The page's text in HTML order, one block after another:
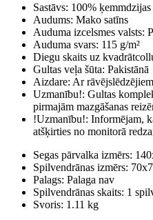
Sastāvs: 100%
Audums: Mako satīns
Auduma izcelsmes valsts:
Auduma svars: 115 g/m²
Diegu skaits uz
Gultas veļa šūta: Pakistānā
Aizdare: Ar rāvējslēdzējiem
Uzmanību!: Gultas
pirmajām mazgāšanas
!Uzmanību!: Informējam,
atšķirties no monitorā
Segas pārvalka izmērs:
Spilvendrānas izmērs:
Palags: Palaga nav
Spilvendrānas skaits: 1
Svoris: 1.11 kg